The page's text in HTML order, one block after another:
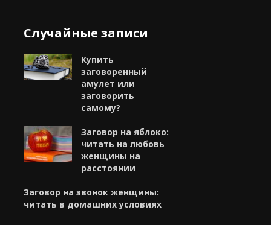
Случайные записи
Купить
заговоренный
амулет или
заговорить
самому?
Заговор на яблоко:
читать на любовь
женщины на
расстоянии
Заговор на звонок женщины:
читать в домашних условиях